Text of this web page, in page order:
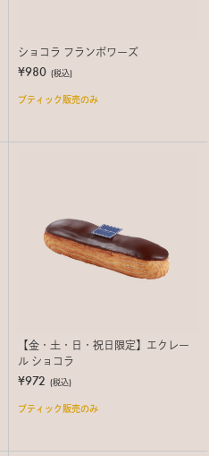
ショコラ フランボワーズ
¥980 (税込)
ブティック販売のみ
【金・土・日・祝日限定】エクレー
ル ショコラ
¥972 (税込)
ブティック販売のみ